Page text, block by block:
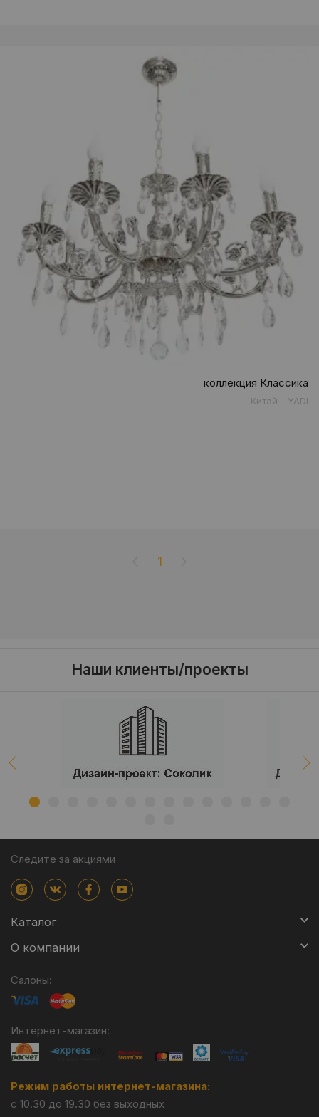
коллекция Классика
Китай YADI
1
Наши клиенты/проекты
Следите за акциями
Каталог
О компании
Салоны:
Интернет-магазин:
Режим работы интернет-магазина:
с 10.30 до 19.30 без выходных